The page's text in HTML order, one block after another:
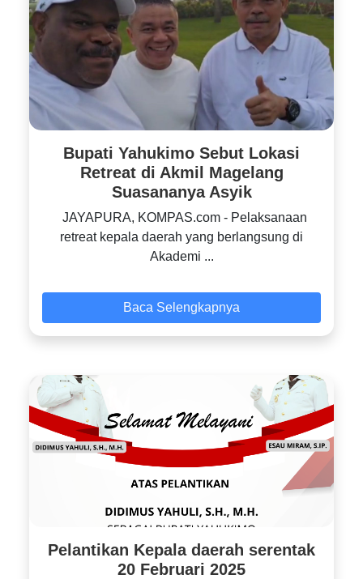
Bupati Yahukimo Sebut Lokasi
Retreat di Akmil Magelang
Suasananya Asyik
JAYAPURA, KOMPAS.com - Pelaksanaan
retreat kepala daerah yang berlangsung di
Akademi ...
Baca Selengkapnya
Pelantikan Kepala daerah serentak
20 Februari 2025